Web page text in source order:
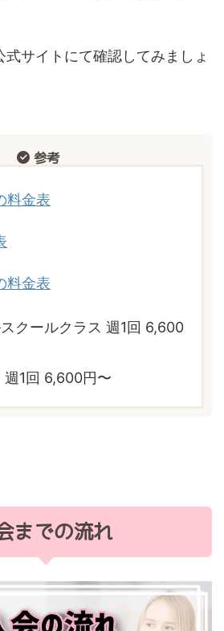
サイトにて確認してみましょ
参考
料金表
料金表
クールクラス 週1回 6,600
1回 6,600円〜
までの流れ